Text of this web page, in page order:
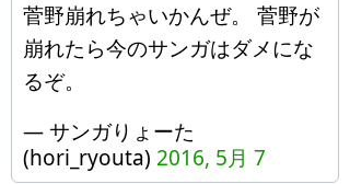
菅野崩れちゃいかんぜ。 菅野が
崩れたら今のサンガはダメにな
るぞ。
— サンガりょーた
(hori_ryouta) 2016, 5月 7